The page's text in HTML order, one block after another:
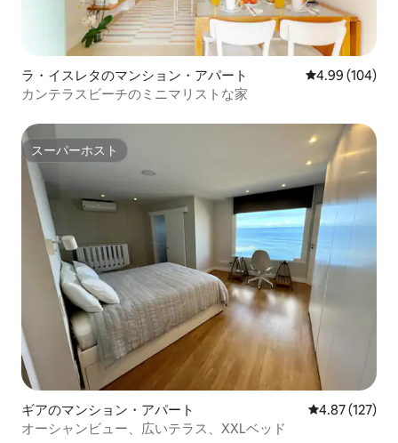
ラ・イスレタのマンション・アパート レビュー104
4.99 (104)
カンテラスビーチのミニマリストな家
スーパーホスト
スーパーホスト
ギアのマンション・アパート レビュー127
4.87 (127)
オーシャンビュー、広いテラス、XXLベッド